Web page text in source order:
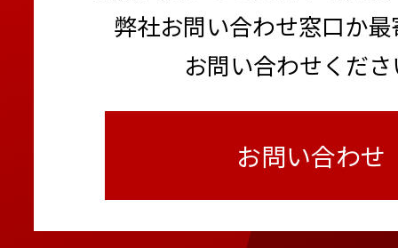
弊社お問い合わせ窓口か
お問い合わせくだ
お問い合わせ